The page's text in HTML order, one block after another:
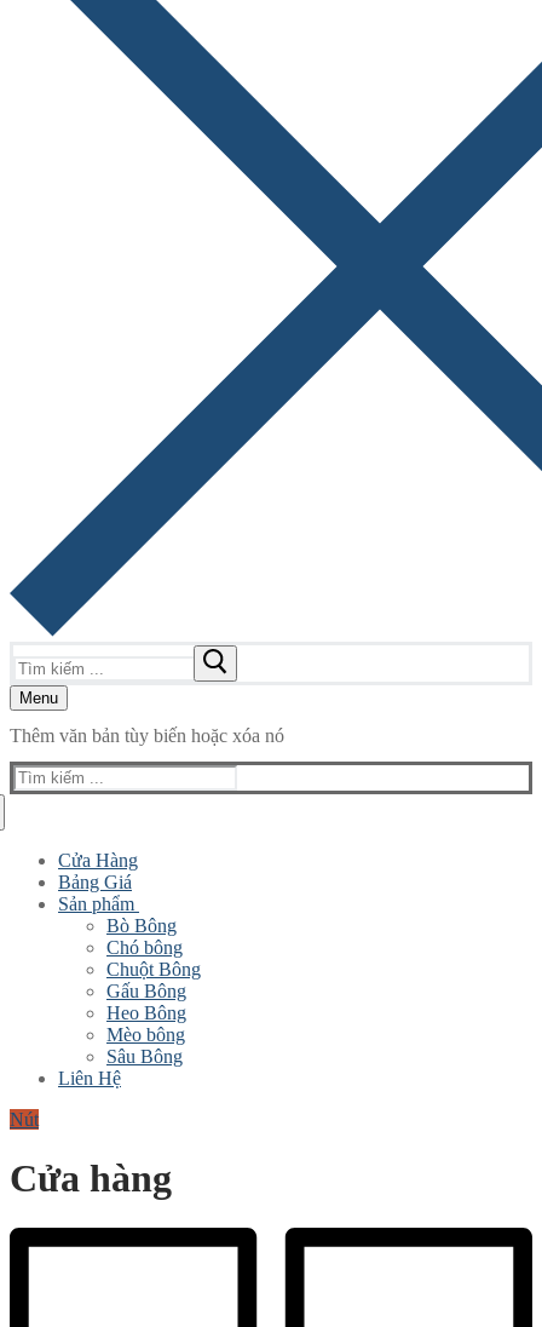
kiếm
cho:
Menu
Thêm văn bản tùy biến hoặc xóa nó
Tìm
kiếm
Cửa Hàng
Bảng Giá
Sản phẩm
Bò Bông
Chó bông
Chuột Bông
Gấu Bông
Heo Bông
Mèo bông
Sâu Bông
Liên Hệ
Nút
Cửa hàng